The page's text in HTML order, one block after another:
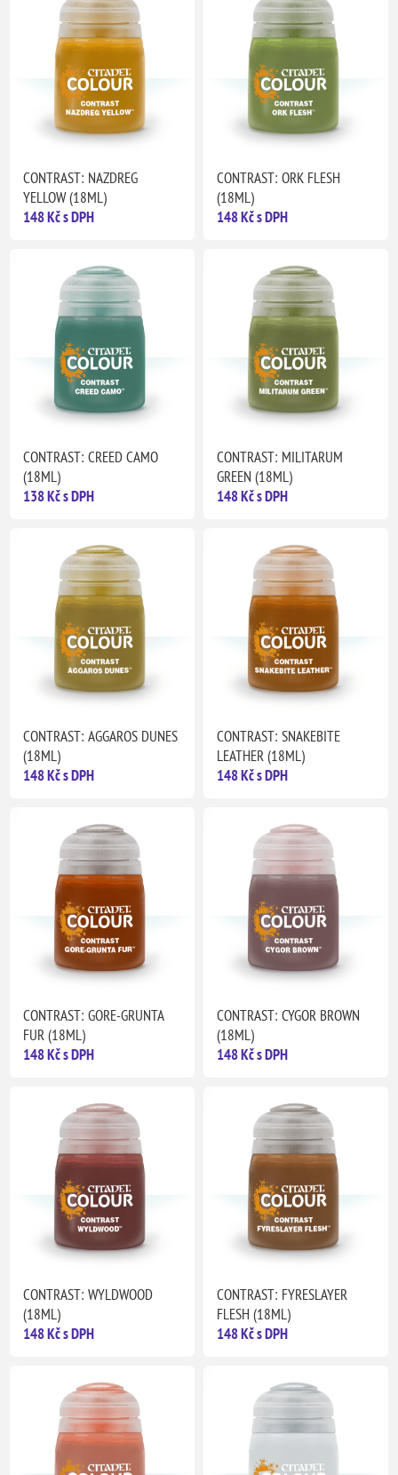
CONTRAST: NAZDREG
YELLOW (18ML)
148 Kč s DPH
CONTRAST: ORK FLESH
(18ML)
148 Kč s DPH
CONTRAST: CREED CAMO
(18ML)
138 Kč s DPH
CONTRAST: MILITARUM
GREEN (18ML)
148 Kč s DPH
CONTRAST: AGGAROS DUNES
(18ML)
148 Kč s DPH
CONTRAST: SNAKEBITE
LEATHER (18ML)
148 Kč s DPH
CONTRAST: GORE-GRUNTA
FUR (18ML)
148 Kč s DPH
CONTRAST: CYGOR BROWN
(18ML)
148 Kč s DPH
CONTRAST: WYLDWOOD
(18ML)
148 Kč s DPH
CONTRAST: FYRESLAYER
FLESH (18ML)
148 Kč s DPH